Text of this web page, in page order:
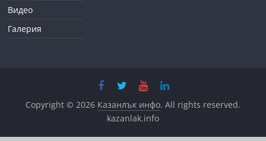
Видео
Галерия
Copyright © 2026 Казанлък инфо. All rights reserved.
kazanlak.info